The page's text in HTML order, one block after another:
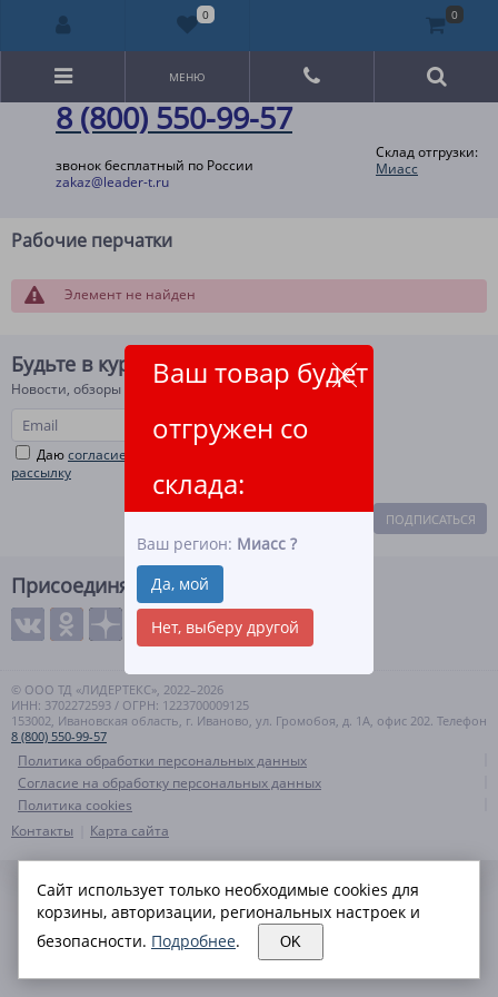
8 (800) 550-99-57
звонок бесплатный по России
zakaz@leader-t.ru
Склад отгрузки:
Миасс
Ваш товар будет
отгружен со
склада:
Ваш регион: Миасс ?
Да, мой
Нет, выберу другой
МЕНЮ
Рабочие перчатки
Элемент не найден
Будьте в курсе!
Новости, обзоры и акции
Даюсогласие на рекламную и информационную
рассылку
ПОДПИСАТЬСЯ
Присоединяйтесь
© ООО ТД «ЛИДЕРТЕКС», 2022–2026
ИНН: 3702272593 / ОГРН: 1223700009125
153002, Ивановская область, г. Иваново, ул. Громобоя, д. 1А, офис 202. Телефон
8 (800) 550-99-57
Политика обработки персональных данных
Согласие на обработку персональных данных
Политика cookies
Контакты
Карта сайта
0 0
Сайт использует только необходимые cookies для
корзины, авторизации, региональных настроек и
безопасности. Подробнее. OK